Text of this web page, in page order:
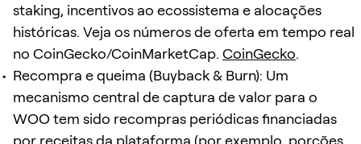
staking, incentivos ao ecossistema e alocações
históricas. Veja os números de oferta em tempo real
no CoinGecko/CoinMarketCap. CoinGecko.
Recompra e queima (Buyback & Burn): Um
mecanismo central de captura de valor para o
WOO tem sido recompras periódicas financiadas
por receitas da plataforma (por exemplo, porções